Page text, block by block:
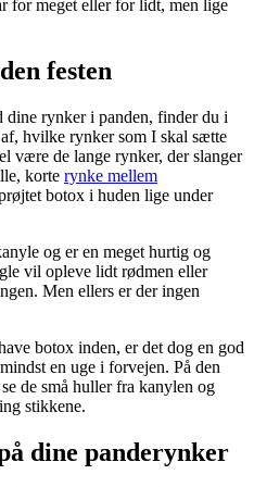
for meget eller for lidt, men lige
festen
rynker i panden, finder du i
hvilke rynker som I skal sætte
være de lange rynker, der slanger
korte rynke mellem
botox i huden lige under
og er en meget hurtig og
vil opleve lidt rødmen eller
Men ellers er der ingen
botox inden, er det dog en god
en uge i forvejen. På den
de små huller fra kanylen og
stikkene.
dine panderynker